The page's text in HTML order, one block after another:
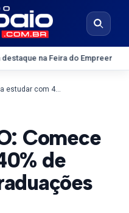
Abrir
do Empreendedor 2026Interior
QUALIFICAÇÃO: Comece a estudar com 40% de desconto nas graduações da UNIASSELVI
Comece
de